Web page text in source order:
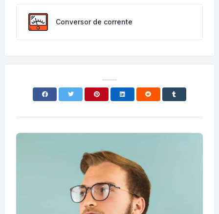
Conversor de corrente